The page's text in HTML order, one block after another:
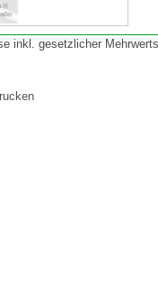
inkl. gesetzlicher